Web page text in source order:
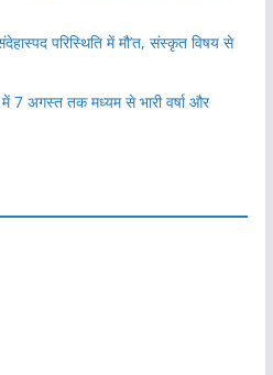
परिस्थिति में मौ’त, संस्कृत विषय से
7 अगस्त तक मध्यम से भारी वर्षा और